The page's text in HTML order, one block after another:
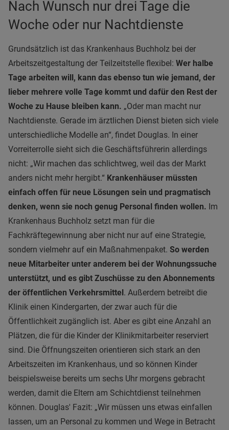
Nach Wunsch nur drei Tage die
Woche oder nur Nachtdienste
Grundsätzlich ist das Krankenhaus Buchholz bei der
Arbeitszeitgestaltung der Teilzeitstelle flexibel: Wer halbe
Tage arbeiten will, kann das ebenso tun wie jemand, der
lieber mehrere volle Tage kommt und dafür den Rest der
Woche zu Hause bleiben kann. „Oder man macht nur
Nachtdienste. Gerade im ärztlichen Dienst bieten sich viele
unterschiedliche Modelle an“, findet Douglas. In einer
Vorreiterrolle sieht sich die Geschäftsführerin allerdings
nicht: „Wir machen das schlichtweg, weil das der Markt
anders nicht mehr hergibt.“ Krankenhäuser müssten
einfach offen für neue Lösungen sein und pragmatisch
denken, wenn sie noch genug Personal finden wollen. Im
Krankenhaus Buchholz setzt man für die
Fachkräftegewinnung aber nicht nur auf eine Strategie,
sondern vielmehr auf ein Maßnahmenpaket. So werden
neue Mitarbeiter unter anderem bei der Wohnungssuche
unterstützt, und es gibt Zuschüsse zu den Abonnements
der öffentlichen Verkehrsmittel. Außerdem betreibt die
Klinik einen Kindergarten, der zwar auch für die
Öffentlichkeit zugänglich ist. Aber es gibt eine Anzahl an
Plätzen, die für die Kinder der Klinikmitarbeiter reserviert
sind. Die Öffnungszeiten orientieren sich stark an den
Arbeitszeiten im Krankenhaus, und so können Kinder
beispielsweise bereits um sechs Uhr morgens gebracht
werden, damit die Eltern am Schichtdienst teilnehmen
können. Douglas' Fazit: „Wir müssen uns etwas einfallen
lassen, um an Personal zu kommen und Wege in Betracht